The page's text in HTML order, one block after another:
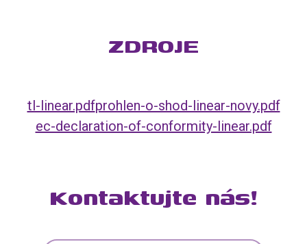
ZDROJE
tl-linear.pdfprohlen-o-shod-linear-novy.pdf
ec-declaration-of-conformity-linear.pdf
Kontaktujte nás!